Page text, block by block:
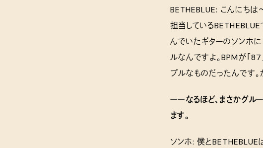
BETHEBLUE: こんにちは
担当している
んでいたギターのソンホに
ルなんですよ。BPMが「
プルなものだったんです。
ーーなるほど、まさかグル
ます。
ソンホ: 僕とBETHEBLUE